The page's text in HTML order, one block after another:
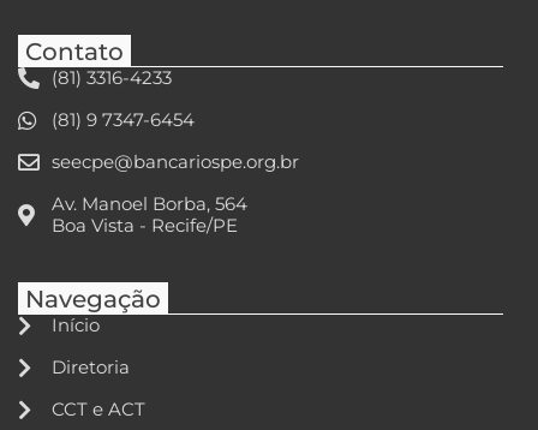
Contato
(81) 3316-4233
(81) 9 7347-6454
seecpe@bancariospe.org.br
Av. Manoel Borba, 564
Boa Vista - Recife/PE
Navegação
Início
Diretoria
CCT e ACT